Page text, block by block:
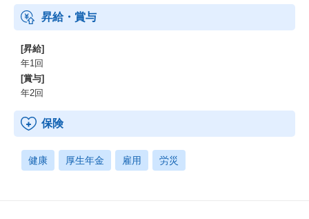
昇給・賞与
[昇給]
年1回
[賞与]
年2回
保険
健康 厚生年金 雇用 労災